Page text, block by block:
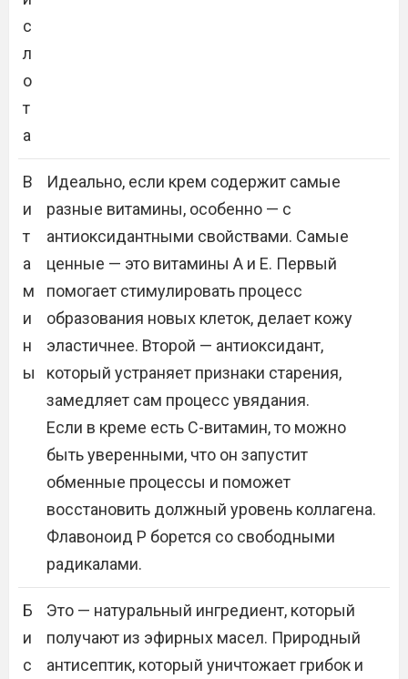
с
л
о
т
а
В
и
т
а
м
и
н
ы
Идеально, если крем содержит самые
разные витамины, особенно — с
антиоксидантными свойствами. Самые
ценные — это витамины А и Е. Первый
помогает стимулировать процесс
образования новых клеток, делает кожу
эластичнее. Второй — антиоксидант,
который устраняет признаки старения,
замедляет сам процесс увядания.
Если в креме есть С-витамин, то можно
быть уверенными, что он запустит
обменные процессы и поможет
восстановить должный уровень коллагена.
Флавоноид Р борется со свободными
радикалами.
Б
и
с
Это — натуральный ингредиент, который
получают из эфирных масел. Природный
антисептик, который уничтожает грибок и